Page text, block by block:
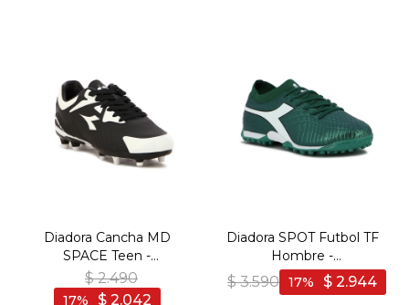
Diadora Cancha MD
SPACE Teen -
Negro/Blanco - Negro-
Blanco
$ 2.490
$ 2.042
17
Diadora SPOT Futbol TF
Hombre -
Aguamarina/Blanco -
Aguamarina-Blanco
$ 3.590 $ 2.944
17